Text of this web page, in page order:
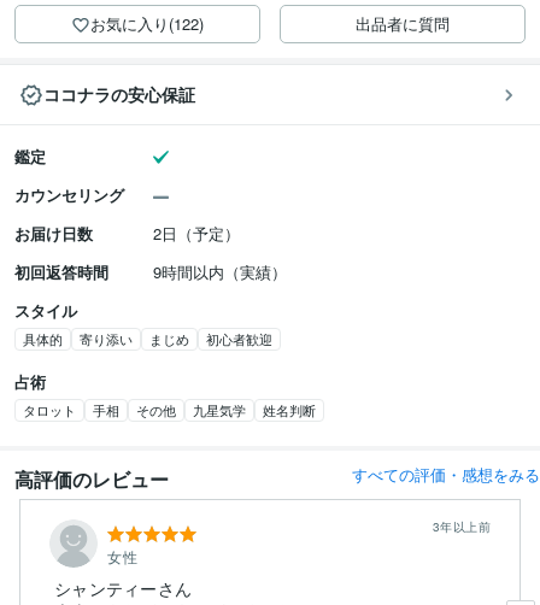
お気に入り(122) 出品者に質問
ココナラの安心保証
鑑定
カウンセリング
お届け日数
2日（予定）
初回返答時間
9時間以内（実績）
スタイル
具体的 寄り添い まじめ 初心者歓迎
占術
タロット 手相 その他 九星気学 姓名判断
高評価のレビュー すべての評価・感想をみる
女性
3年以上前
シャンティーさん